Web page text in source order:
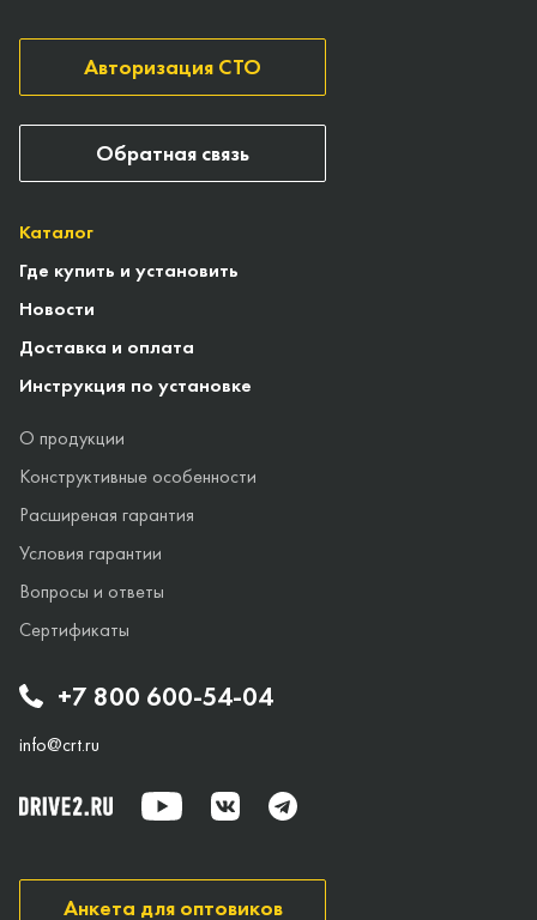
+7 800 600-54-04
info@crt.ru
Каталог
Где купить и установить
Новости
Доставка и оплата
Инструкция по установке
О продукции
Конструктивные особенности
Расширеная гарантия
Условия гарантии
Вопросы и ответы
Сертификаты
Авторизация СТО
Анкета для оптовиков
Обратная связь